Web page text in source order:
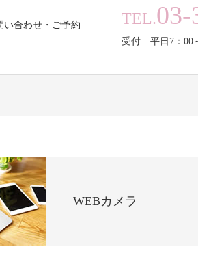
い合わせ・ご予約 TEL.03-
受付 平日7：00
WEBカメラ